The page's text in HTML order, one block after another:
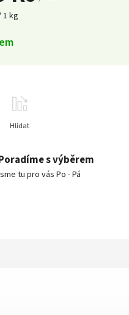
1 kg
Hlídat
s výběrem
tu pro vás Po - Pá